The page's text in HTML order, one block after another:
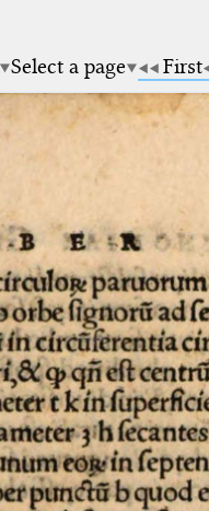
Select a page First